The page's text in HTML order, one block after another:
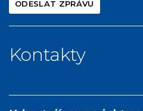
Kontakty